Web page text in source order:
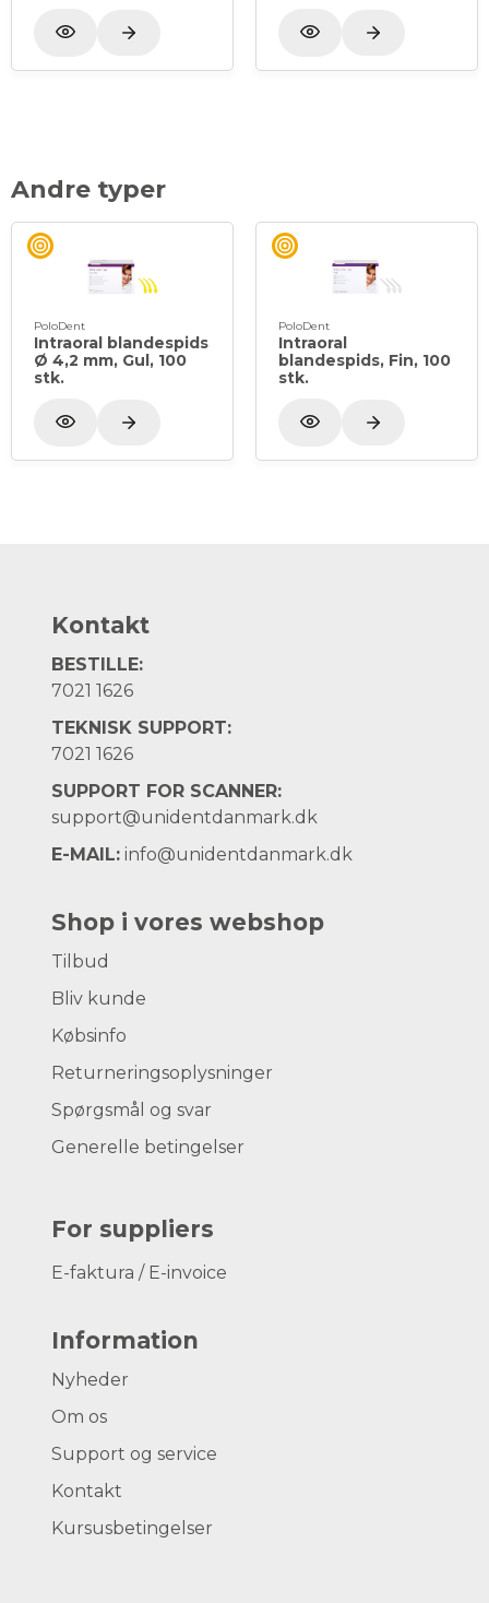
Andre typer
PoloDent
Intraoral blandespids
Ø 4,2 mm, Gul, 100
stk.
PoloDent
Intraoral
blandespids, Fin, 100
stk.
Kontakt
BESTILLE:
7021 1626
TEKNISK SUPPORT:
7021 1626
SUPPORT FOR SCANNER:
support@unidentdanmark.dk
E-MAIL: info@unidentdanmark.dk
Shop i vores webshop
Tilbud
Bliv kunde
Købsinfo
Returneringsoplysninger
Spørgsmål og svar
Generelle betingelser
For suppliers
E-faktura / E-invoice
Information
Nyheder
Om os
Support og service
Kontakt
Kursusbetingelser